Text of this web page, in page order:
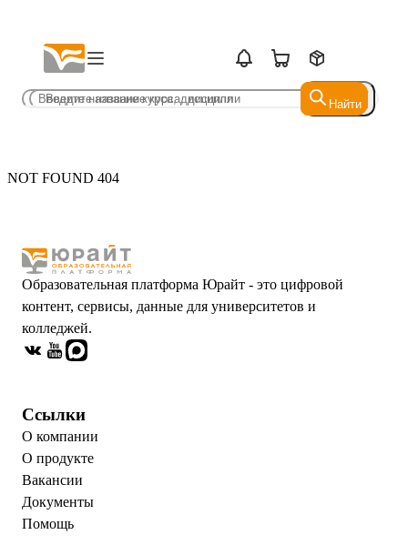
Найти
Найти
NOT FOUND 404
Образовательная платформа Юрайт - это цифровой
контент, сервисы, данные для университетов и
колледжей.
Ссылки
О компании
О продукте
Вакансии
Документы
Помощь